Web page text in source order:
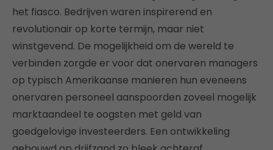
het fiasco. Bedrijven waren inspirerend en
revolutionair op korte termijn, maar niet
winstgevend. De mogelijkheid om de wereld te
verbinden zorgde er voor dat onervaren managers
op typisch Amerikaanse manieren hun eveneens
onervaren personeel aanspoorden zoveel mogelijk
marktaandeel te oogsten met geld van
goedgelovige investeerders. Een ontwikkeling